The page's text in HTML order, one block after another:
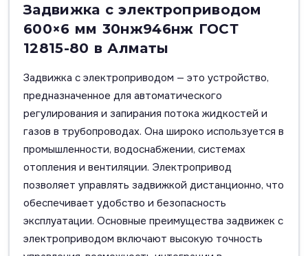
Задвижка с электроприводом
600×6 мм 30нж946нж ГОСТ
12815-80 в Алматы
Задвижка с электроприводом — это устройство,
предназначенное для автоматического
регулирования и запирания потока жидкостей и
газов в трубопроводах. Она широко используется в
промышленности, водоснабжении, системах
отопления и вентиляции. Электропривод
позволяет управлять задвижкой дистанционно, что
обеспечивает удобство и безопасность
эксплуатации. Основные преимущества задвижек с
электроприводом включают высокую точность